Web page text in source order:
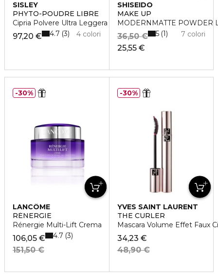
SISLEY
PHYTO-POUDRE LIBRE
Cipria Polvere Ultra Leggera
97,20 € 4 colori
4.7 3
SHISEIDO
MAKE UP
MODERNMATTE POWDER
25,55 €
36,50 € 7 colori
5 1
LANCÔME
RÉNERGIE
Rénergie Multi-Lift Crema
106,05 €
151,50 €
4.7 3
30%
YVES SAINT LAURENT
THE CURLER
Mascara Volume Effet Faux
34,23 €
48,90 €
30%